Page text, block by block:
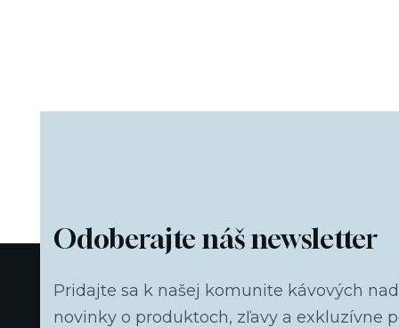
Odoberajte náš newsletter
Pridajte sa k našej komunite kávových
novinky o produktoch, zľavy a exkluzívne